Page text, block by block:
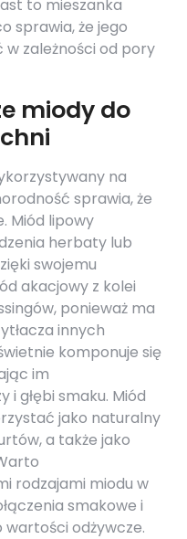
to mieszanka
sprawia, że jego
w zależności od pory
miody do
na
sprawia, że
Miód lipowy
herbaty lub
swojemu
akacjowy z kolei
ponieważ ma
innych
komponuje się
im
głębi smaku. Miód
jako naturalny
a także jako
rodzajami miodu w
smakowe i
odżywcze.